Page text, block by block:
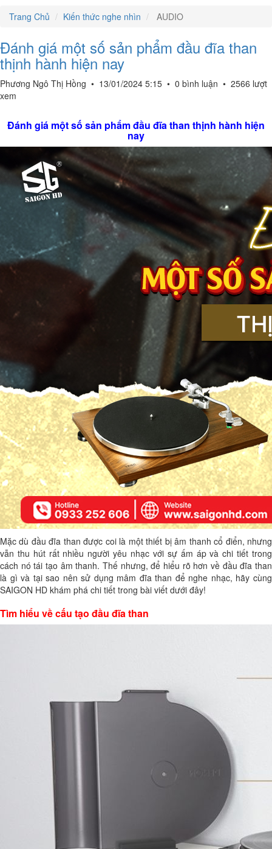
Trang Chủ
Kiến thức nghe nhìn AUDIO
Đánh giá một số sản phẩm đầu đĩa than
thịnh hành hiện nay
Phương Ngô Thị Hồng • 13/01/2024 5:15 • 0 bình luận • 2566 lượt
xem
Đánh giá một số sản phẩm đầu đĩa than thịnh hành hiện
nay
Mặc dù đầu đĩa than được coi là một thiết bị âm thanh cổ điển, nhưng
vẫn thu hút rất nhiều người yêu nhạc với sự ấm áp và chi tiết trong
cách nó tái tạo âm thanh. Thế nhưng, để hiểu rõ hơn về đầu đĩa than
là gì và tại sao nên sử dụng mâm đĩa than để nghe nhạc, hãy cùng
SAIGON HD khám phá chi tiết trong bài viết dưới đây!
Tìm hiểu về cấu tạo đầu đĩa than